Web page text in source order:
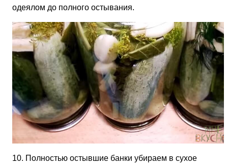
одеялом до полного остывания.
10. Полностью остывшие банки убираем в сухое